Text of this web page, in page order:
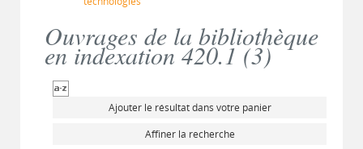
Ouvrages de la bibliothèque
en indexation 420.1 (3)
Ajouter le résultat dans votre panier
Affiner la recherche